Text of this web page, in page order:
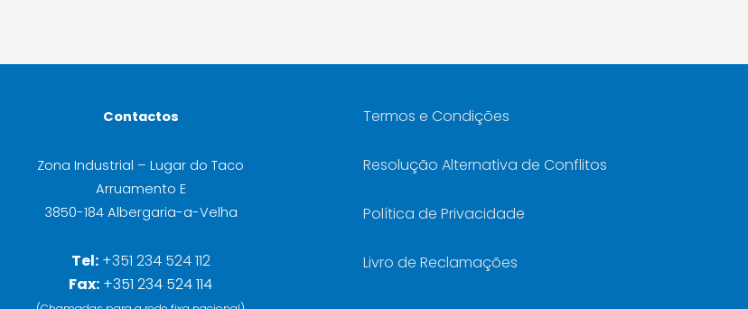
Contactos
Zona Industrial – Lugar do Taco
Arruamento E
3850-184 Albergaria-a-Velha
Tel: +351 234 524 112
Fax: +351 234 524 114
Termos e Condições
Resolução Alternativa de Conflitos
Política de Privacidade
Livro de Reclamações